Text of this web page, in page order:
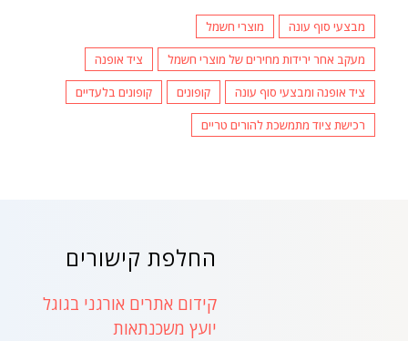
מבצעי סוף עונה
מוצרי חשמל
מעקב אחר ירידות מחירים של מוצרי חשמל
ציד אופנה
ציד אופנה ומבצעי סוף עונה
קופונים
קופונים בלעדיים
רכישת ציוד מתמשכת להורים טריים
החלפת קישורים
קידום אתרים אורגני בגוגל
יועץ משכנתאות